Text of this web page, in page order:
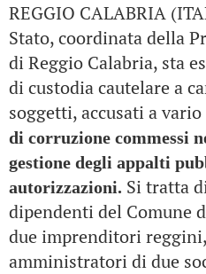
REGGIO CALABRIA
Stato, coordinata della
di Reggio Calabria, sta
di custodia cautelare a
soggetti, accusati a
di corruzione commessi
gestione degli appalti
autorizzazioni. Si tratta
dipendenti del Comune
due imprenditori
amministratori di due